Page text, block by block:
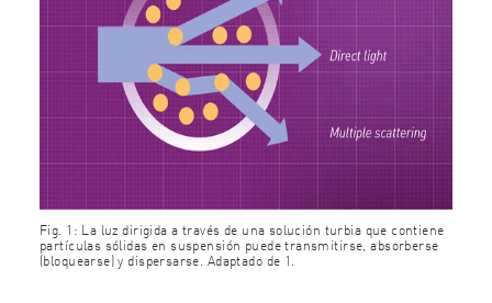
Fig. 1: La luz dirigida a través de una solución turbia que contiene
partículas sólidas en suspensión puede transmitirse, absorberse
(bloquearse) y dispersarse. Adaptado de 1.